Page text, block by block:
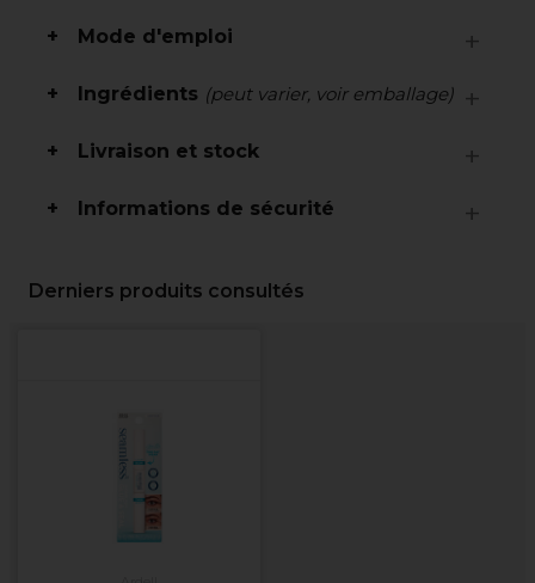
Mode d'emploi
Ingrédients (peut varier, voir emballage)
Livraison et stock
Informations de sécurité
Derniers produits consultés